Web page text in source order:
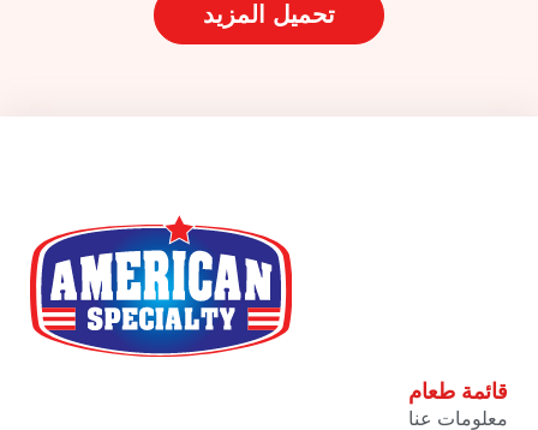
تحميل المزيد
قائمة طعام
معلومات عنا